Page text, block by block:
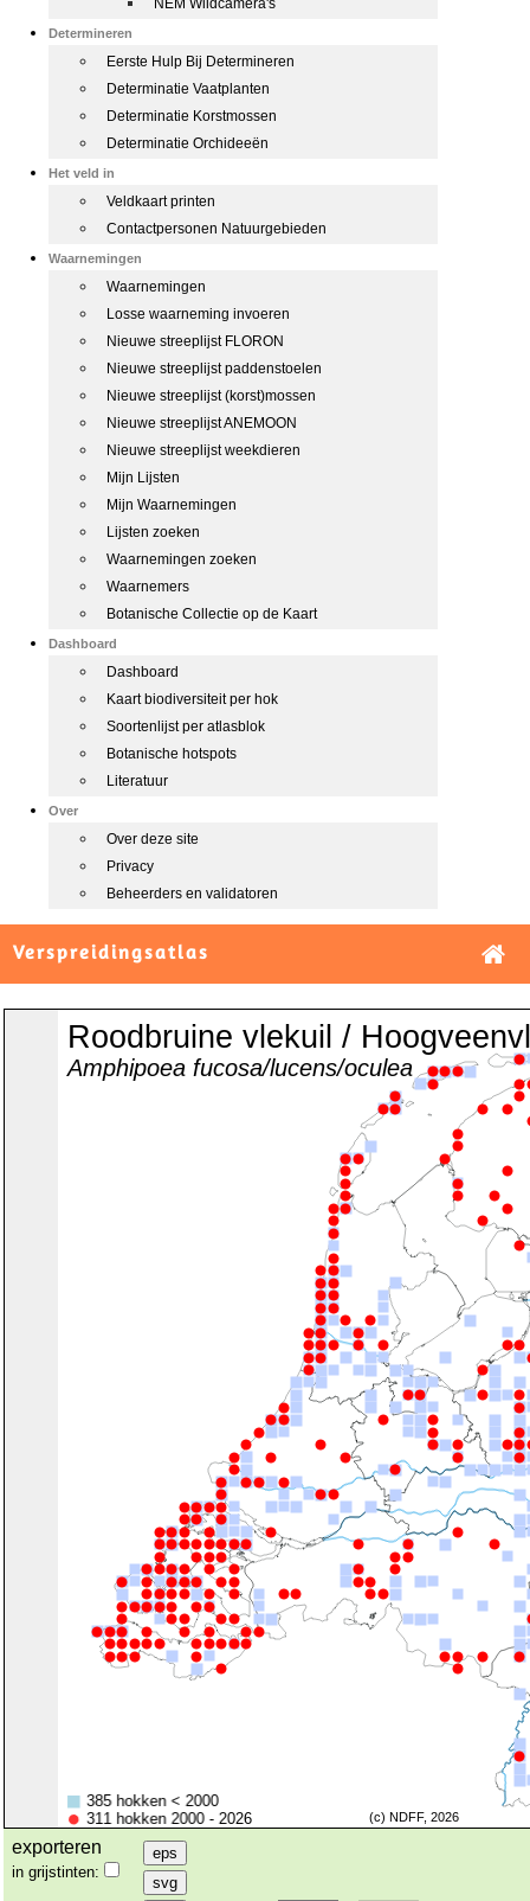
NEM Wildcamera's
Determineren
Eerste Hulp Bij Determineren
Determinatie Vaatplanten
Determinatie Korstmossen
Determinatie Orchideeën
Het veld in
Veldkaart printen
Contactpersonen Natuurgebieden
Waarnemingen
Waarnemingen
Losse waarneming invoeren
Nieuwe streeplijst FLORON
Nieuwe streeplijst paddenstoelen
Nieuwe streeplijst (korst)mossen
Nieuwe streeplijst ANEMOON
Nieuwe streeplijst weekdieren
Mijn Lijsten
Mijn Waarnemingen
Lijsten zoeken
Waarnemingen zoeken
Waarnemers
Botanische Collectie op de Kaart
Dashboard
Dashboard
Kaart biodiversiteit per hok
Soortenlijst per atlasblok
Botanische hotspots
Literatuur
Over
Over deze site
Privacy
Beheerders en validatoren
Verspreidingsatlas